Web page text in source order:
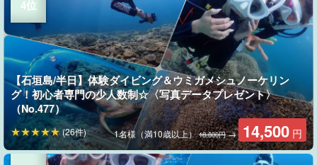
【石垣島/半日】体験ダイビング＆ウミガメシュノーケリン
グ！初心者専門の少人数制☆〈写真データプレゼント〉
（No.477）
1名様（満10歳以上）18,800円→ 14,500 円
(26件)